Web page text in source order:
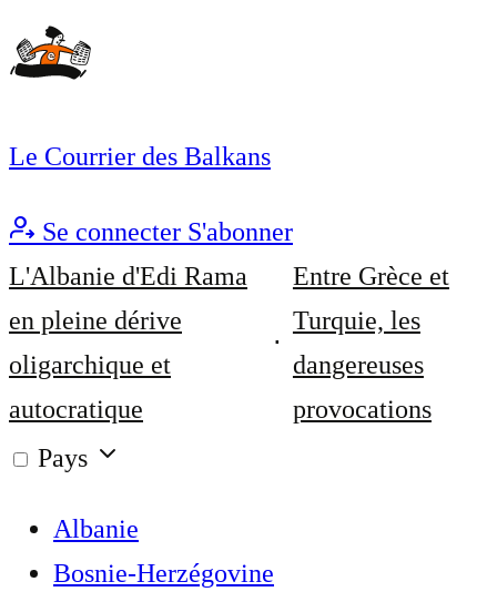
Le Courrier des Balkans
Se connecter S'abonner
L'Albanie d'Edi Rama
en pleine dérive
oligarchique et
autocratique
Entre Grèce et
Turquie, les
dangereuses
provocations
Pays
Albanie
Bosnie-Herzégovine